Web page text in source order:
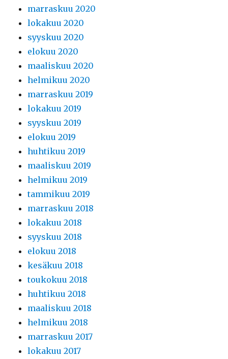
marraskuu 2020
lokakuu 2020
syyskuu 2020
elokuu 2020
maaliskuu 2020
helmikuu 2020
marraskuu 2019
lokakuu 2019
syyskuu 2019
elokuu 2019
huhtikuu 2019
maaliskuu 2019
helmikuu 2019
tammikuu 2019
marraskuu 2018
lokakuu 2018
syyskuu 2018
elokuu 2018
kesäkuu 2018
toukokuu 2018
huhtikuu 2018
maaliskuu 2018
helmikuu 2018
marraskuu 2017
lokakuu 2017